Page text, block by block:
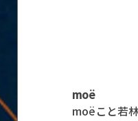
moë
moëこと若